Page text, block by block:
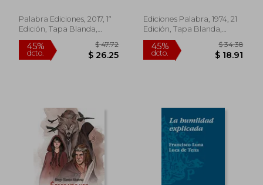
Palabra Ediciones, 2017, 1ª
Edición, Tapa Blanda,
Nuevo
Ediciones Palabra, 1974, 21
Edición, Tapa Blanda,
Nuevo